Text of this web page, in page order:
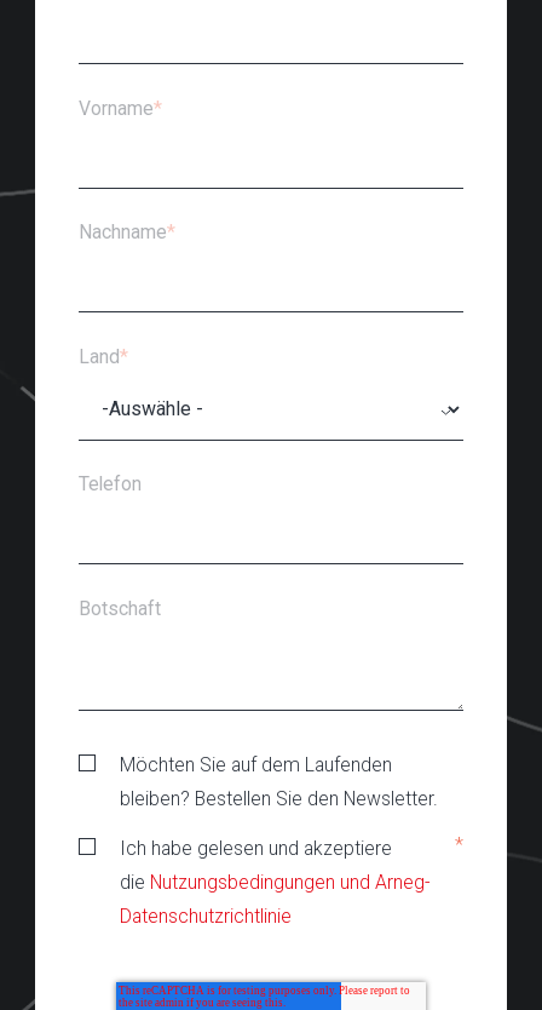
Vorname*
Nachname*
Land*
Telefon
Botschaft
Möchten Sie auf dem Laufenden
bleiben? Bestellen Sie den Newsletter.
Ich habe gelesen und akzeptiere
die Nutzungsbedingungen und Arneg-
Datenschutzrichtlinie
*